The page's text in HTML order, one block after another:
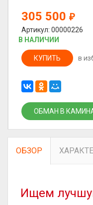
305 500 ₽
Артикул: 00000226
В НАЛИЧИИ
КУПИТЬ в
ОБМАН В
ОБЗОР
Ищем